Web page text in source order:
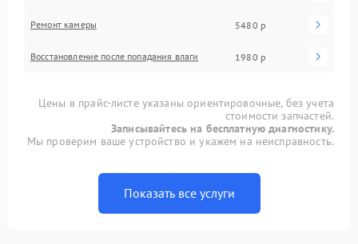
Ремонт камеры 5480 р
Восстановление после попадания влаги 1980 р
Цены в прайс-листе указаны ориентировочные, без учета
стоимости запчастей.
Записывайтесь на бесплатную диагностику.
Мы проверим ваше устройство и укажем на неисправность.
Показать все услуги